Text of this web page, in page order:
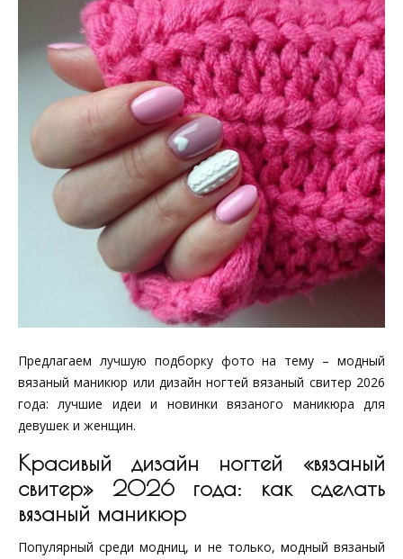
Предлагаем лучшую подборку фото на тему – модный
вязаный маникюр или дизайн ногтей вязаный свитер 2026
года: лучшие идеи и новинки вязаного маникюра для
девушек и женщин.
Красивый дизайн ногтей «вязаный
свитер» 2026 года: как сделать
вязаный маникюр
Популярный среди модниц, и не только, модный вязаный